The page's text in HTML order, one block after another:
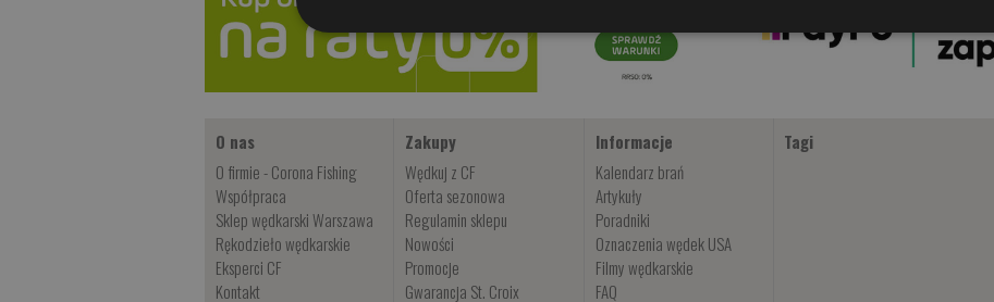
O nas
O firmie - Corona Fishing
Współpraca
Sklep wędkarski Warszawa
Rękodzieło wędkarskie
Eksperci CF
Kontakt
Zakupy
Wędkuj z CF
Oferta sezonowa
Regulamin sklepu
Nowości
Promocje
Gwarancja St. Croix
Informacje
Kalendarz brań
Artykuły
Poradniki
Oznaczenia wędek USA
Filmy wędkarskie
FAQ
Tagi